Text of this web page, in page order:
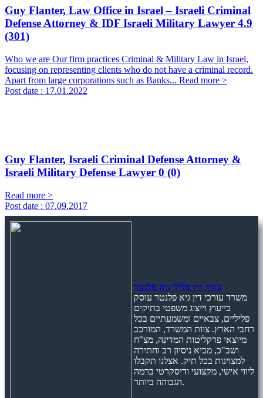
Guy Flanter, Law Office in Israel – Israeli Criminal
Defense Attorney & IDF Israeli Military Lawyer 4.9
(301)
Who we are Our firm practices Criminal & Military Law in Israel,
focusing on representing clients who do not have a criminal record.
Apart from large corporations such as Banks... Read more >
Post date : 17.01.2022
Guy Flanter, Israeli Criminal Defense Attorney &
Israeli Military Defense Lawyer 0 (0)
Read more >
Post date : 07.09.2017
עורך דין פלילי גיא פלנטר
משרד עורכי דין גיא פלנטר עוסק
בייעוץ וייצוג משפטי בתיקים
פליליים, צבאיים ומשמעתיים בכל
רחבי הארץ. צוות המשרד, המורכב
מיוצאי פרקליטות המדינה, מצ"ח
ושב"כ, מביא ניסיון רב וחתירה
למצוינות בכל תיק. אצלנו תקבלו
ליווי אישי, מקצועי ודיסקרטי ברמה
הגבוהה ביותר.